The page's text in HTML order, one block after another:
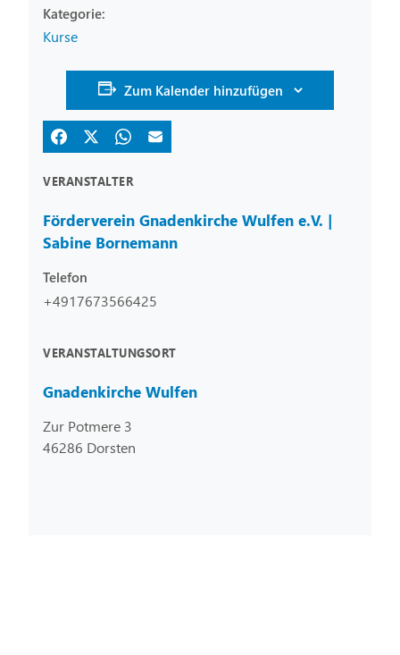
Kurse
Zum Kalender hinzufügen
VERANSTALTER
Förderverein Gnadenkirche Wulfen e.V. |
Sabine Bornemann
Telefon
+4917673566425
VERANSTALTUNGSORT
Gnadenkirche Wulfen
Zur Potmere 3
46286 Dorsten